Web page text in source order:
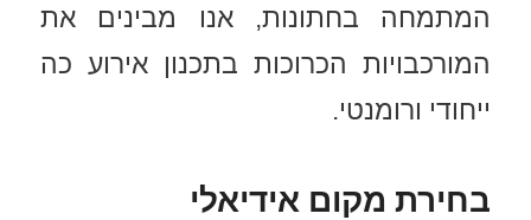
המתמחה בחתונות, אנו מבינים את
המורכבויות הכרוכות בתכנון אירוע כה
ייחודי ורומנטי.
בחירת מקום אידיאלי